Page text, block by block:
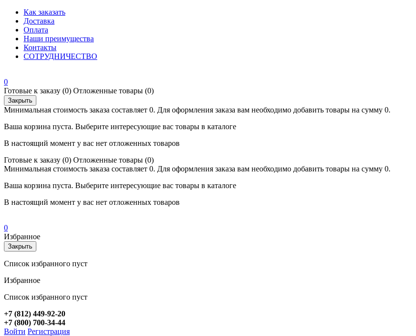
Как заказать
Доставка
Оплата
Наши преимущества
Контакты
СОТРУДНИЧЕСТВО
0
Готовые к заказу (0) Отложенные товары (0)
Закрыть
Минимальная стоимость заказа составляет 0. Для оформления заказа вам необходимо добавить товары на сумму 0.
Ваша корзина пуста. Выберите интересующие вас товары в каталоге
В настоящий момент у вас нет отложенных товаров
Готовые к заказу (0) Отложенные товары (0)
Минимальная стоимость заказа составляет 0. Для оформления заказа вам необходимо добавить товары на сумму 0.
Ваша корзина пуста. Выберите интересующие вас товары в каталоге
В настоящий момент у вас нет отложенных товаров
0
Избранное
Закрыть
Список избранного пуст
Избранное
Список избранного пуст
+7 (812) 449-92-20
+7 (800) 700-34-44
Войти Регистрация